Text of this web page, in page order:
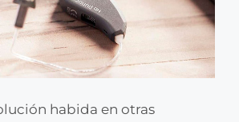
habida en otras